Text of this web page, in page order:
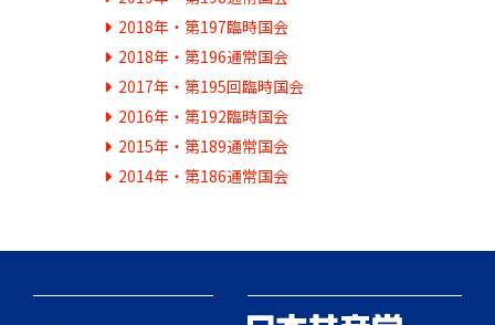
2018年・第197臨時国会
2018年・第196通常国会
2017年・第195回臨時国会
2016年・第192臨時国会
2015年・第189通常国会
2014年・第186通常国会